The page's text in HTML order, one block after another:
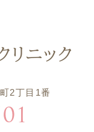
2丁目1番